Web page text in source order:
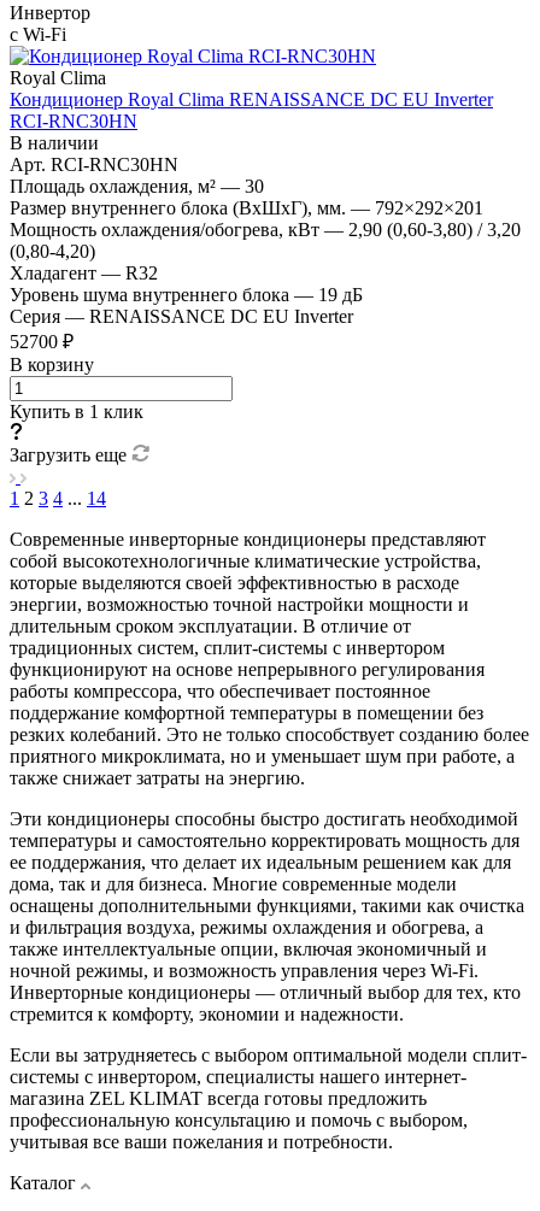
Инвертор
с Wi-Fi
Royal Clima
Кондиционер Royal Clima RENAISSANCE DC EU Inverter
RCI-RNС30HN
В наличии
Арт. RCI-RNС30HN
Площадь охлаждения, м² — 30
Размер внутреннего блока (ВхШхГ), мм. — 792×292×201
Мощность охлаждения/обогрева, кВт — 2,90 (0,60-3,80) / 3,20
(0,80-4,20)
Хладагент — R32
Уровень шума внутреннего блока — 19 дБ
Серия — RENAISSANCE DC EU Inverter
52700 ₽
В корзину
Купить в 1 клик
Загрузить еще
1 2 3 4 ... 14
Современные инверторные кондиционеры представляют
собой высокотехнологичные климатические устройства,
которые выделяются своей эффективностью в расходе
энергии, возможностью точной настройки мощности и
длительным сроком эксплуатации. В отличие от
традиционных систем, сплит-системы с инвертором
функционируют на основе непрерывного регулирования
работы компрессора, что обеспечивает постоянное
поддержание комфортной температуры в помещении без
резких колебаний. Это не только способствует созданию более
приятного микроклимата, но и уменьшает шум при работе, а
также снижает затраты на энергию.
Эти кондиционеры способны быстро достигать необходимой
температуры и самостоятельно корректировать мощность для
ее поддержания, что делает их идеальным решением как для
дома, так и для бизнеса. Многие современные модели
оснащены дополнительными функциями, такими как очистка
и фильтрация воздуха, режимы охлаждения и обогрева, а
также интеллектуальные опции, включая экономичный и
ночной режимы, и возможность управления через Wi-Fi.
Инверторные кондиционеры — отличный выбор для тех, кто
стремится к комфорту, экономии и надежности.
Если вы затрудняетесь с выбором оптимальной модели сплит-
системы с инвертором, специалисты нашего интернет-
магазина ZEL KLIMAT всегда готовы предложить
профессиональную консультацию и помочь с выбором,
учитывая все ваши пожелания и потребности.
Каталог